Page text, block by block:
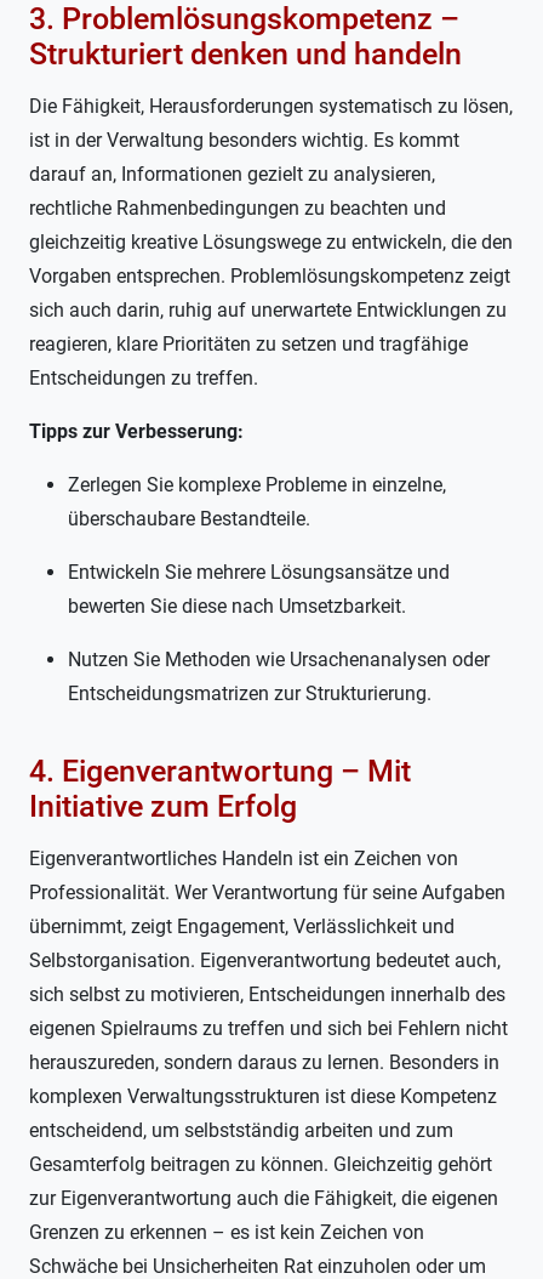
3. Problemlösungskompetenz –
Strukturiert denken und handeln
Die Fähigkeit, Herausforderungen systematisch zu lösen,
ist in der Verwaltung besonders wichtig. Es kommt
darauf an, Informationen gezielt zu analysieren,
rechtliche Rahmenbedingungen zu beachten und
gleichzeitig kreative Lösungswege zu entwickeln, die den
Vorgaben entsprechen. Problemlösungskompetenz zeigt
sich auch darin, ruhig auf unerwartete Entwicklungen zu
reagieren, klare Prioritäten zu setzen und tragfähige
Entscheidungen zu treffen.
Tipps zur Verbesserung:
Zerlegen Sie komplexe Probleme in einzelne,
überschaubare Bestandteile.
Entwickeln Sie mehrere Lösungsansätze und
bewerten Sie diese nach Umsetzbarkeit.
Nutzen Sie Methoden wie Ursachenanalysen oder
Entscheidungsmatrizen zur Strukturierung.
4. Eigenverantwortung – Mit
Initiative zum Erfolg
Eigenverantwortliches Handeln ist ein Zeichen von
Professionalität. Wer Verantwortung für seine Aufgaben
übernimmt, zeigt Engagement, Verlässlichkeit und
Selbstorganisation. Eigenverantwortung bedeutet auch,
sich selbst zu motivieren, Entscheidungen innerhalb des
eigenen Spielraums zu treffen und sich bei Fehlern nicht
herauszureden, sondern daraus zu lernen. Besonders in
komplexen Verwaltungsstrukturen ist diese Kompetenz
entscheidend, um selbstständig arbeiten und zum
Gesamterfolg beitragen zu können. Gleichzeitig gehört
zur Eigenverantwortung auch die Fähigkeit, die eigenen
Grenzen zu erkennen – es ist kein Zeichen von
Schwäche bei Unsicherheiten Rat einzuholen oder um